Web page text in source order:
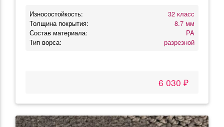
Износостойкость:
32 класс
Толщина покрытия:
8.7 мм
Состав материала:
PA
Тип ворса:
разрезной
6 030 ₽